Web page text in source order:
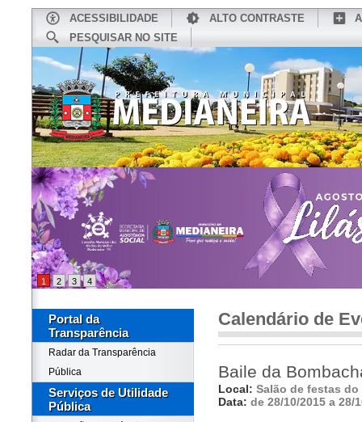
ACESSIBILIDADE ALTO CONTRASTE
PESQUISAR NO SITE
CONHEÇA MEDIANEIRA
1 2 3 4
Portal da
Transparência
Radar da Transparência
Pública
Serviços de Utilidade
Pública
Calendário de
Baile da
Local: Salão de festas do
Data: de 28/10/2015 a 28/